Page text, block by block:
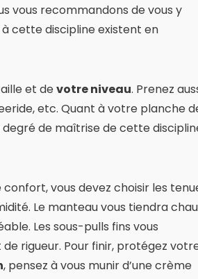
vous recommandons de vous y
cette discipline existent en
et devotre niveau. Prenez
etc. Quant à votre planche
de maîtrise de cette
vous devez choisir les
Le manteau vous tiendra
Les sous-pulls fins vous
rigueur. Pour finir, protégez
, pensez à vous munir d’une crème